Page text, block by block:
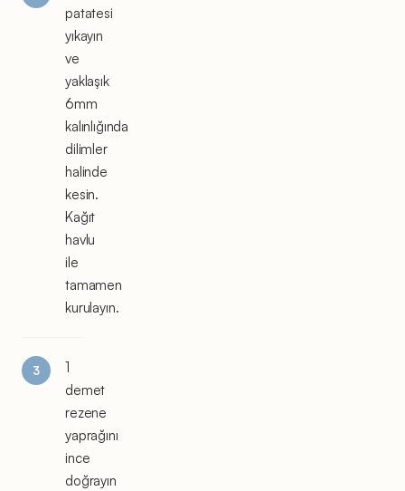
patatesi
yıkayın
ve
yaklaşık
6mm
kalınlığında
dilimler
halinde
kesin.
Kağıt
havlu
ile
tamamen
kurulayın.
1
demet
rezene
yaprağını
ince
doğrayın